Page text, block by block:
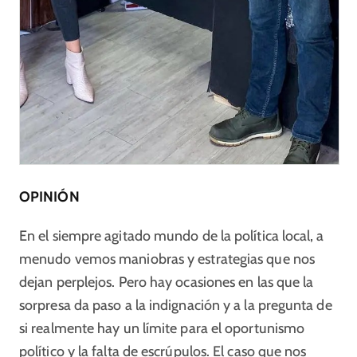
OPINIÓN
En el siempre agitado mundo de la política local, a
menudo vemos maniobras y estrategias que nos
dejan perplejos. Pero hay ocasiones en las que la
sorpresa da paso a la indignación y a la pregunta de
si realmente hay un límite para el oportunismo
político y la falta de escrúpulos. El caso que nos